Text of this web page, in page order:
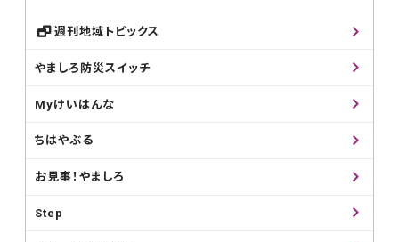
週刊地域トピックス
やましろ防災スイッチ
Myけいはんな
ちはやぶる
お見事！やましろ
Step